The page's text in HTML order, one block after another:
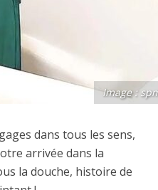
Image :
dans tous les sens,
arrivée dans la
la douche, histoire de